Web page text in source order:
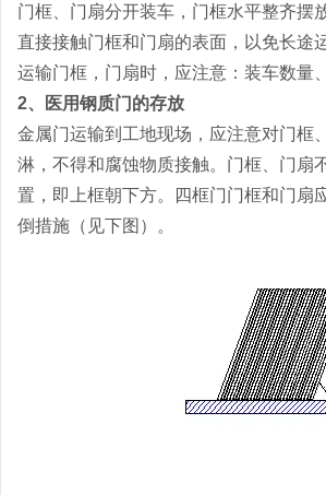
门框、门扇分开装车，门框水平整齐摆
直接接触门框和门扇的表面，以免长途
运输门框，门扇时，应注意：装车数量
2、医用钢质门的存放
金属门运输到工地现场，应注意对门框
淋，不得和腐蚀物质接触。门框、门扇
置，即上框朝下方。四框门门框和门扇
倒措施（见下图）。